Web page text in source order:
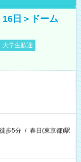
日＞ドーム
大学生歓迎
歩5分 / 春日(東京都)駅